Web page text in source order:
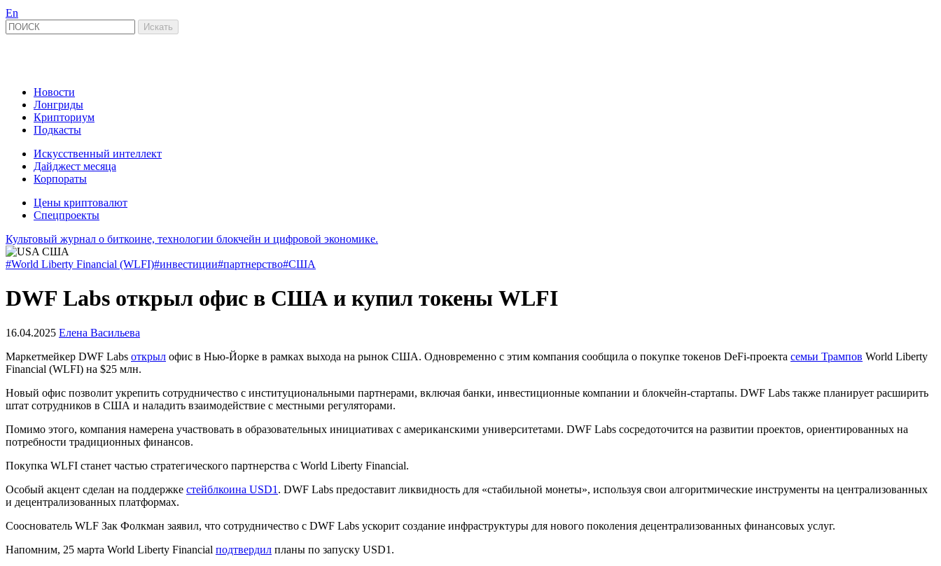
En
Новости
Лонгриды
Крипториум
Подкасты
Искусственный интеллект
Дайджест месяца
Корпораты
Цены криптовалют
Спецпроекты
Культовый журнал о биткоине, технологии блокчейн и цифровой экономике.
#World Liberty Financial (WLFI)#инвестиции#партнерство#США
DWF Labs открыл офис в США и купил токены WLFI
16.04.2025 Елена Васильева
Маркетмейкер DWF Labs открыл офис в Нью-Йорке в рамках выхода на рынок США. Одновременно с этим компания сообщила о покупке токенов DeFi-проекта семьи Трампов World Liberty
Financial (WLFI) на $25 млн.
Новый офис позволит укрепить сотрудничество с институциональными партнерами, включая банки, инвестиционные компании и блокчейн-стартапы. DWF Labs также планирует расширить
штат сотрудников в США и наладить взаимодействие с местными регуляторами.
Помимо этого, компания намерена участвовать в образовательных инициативах с американскими университетами. DWF Labs сосредоточится на развитии проектов, ориентированных на
потребности традиционных финансов.
Покупка WLFI станет частью стратегического партнерства с World Liberty Financial.
Особый акцент сделан на поддержке стейблкоина USD1 . DWF Labs предоставит ликвидность для «стабильной монеты», используя свои алгоритмические инструменты на централизованных
и децентрализованных платформах.
Сооснователь WLF Зак Фолкман заявил, что сотрудничество с DWF Labs ускорит создание инфраструктуры для нового поколения децентрализованных финансовых услуг.
Напомним, 25 марта World Liberty Financial подтвердил планы по запуску USD1.